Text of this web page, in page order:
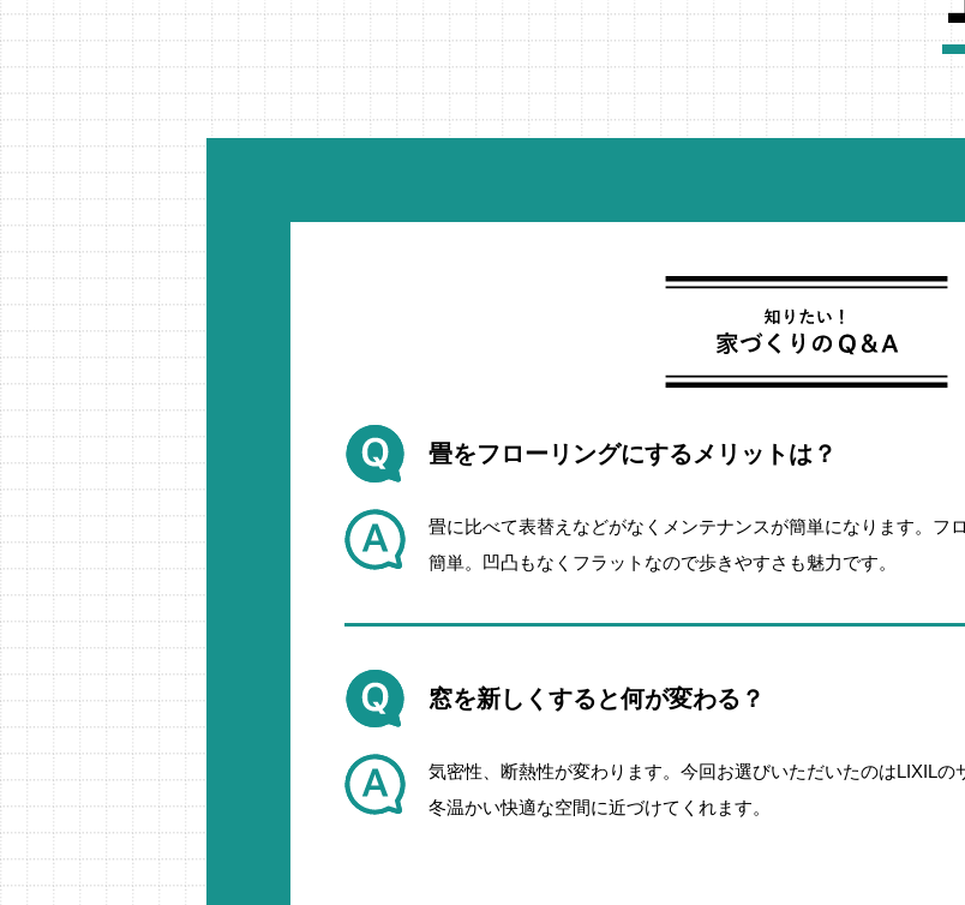
畳をフローリングにするメリットは？
畳に比べて表替えなどがなくメンテナンスが簡単になります。フ
簡単。凹凸もなくフラットなので歩きやすさも魅力です。
窓を新しくすると何が変わる？
気密性、断熱性が変わります。今回お選びいただいたのはLIXIL
冬温かい快適な空間に近づけてくれます。